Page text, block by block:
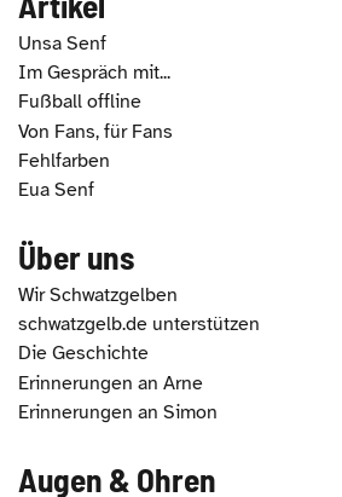
Unsa Senf
Im Gespräch mit...
Fußball offline
Von Fans, für Fans
Fehlfarben
Eua Senf
Über uns
Wir Schwatzgelben
schwatzgelb.de unterstützen
Die Geschichte
Erinnerungen an Arne
Erinnerungen an Simon
Augen & Ohren